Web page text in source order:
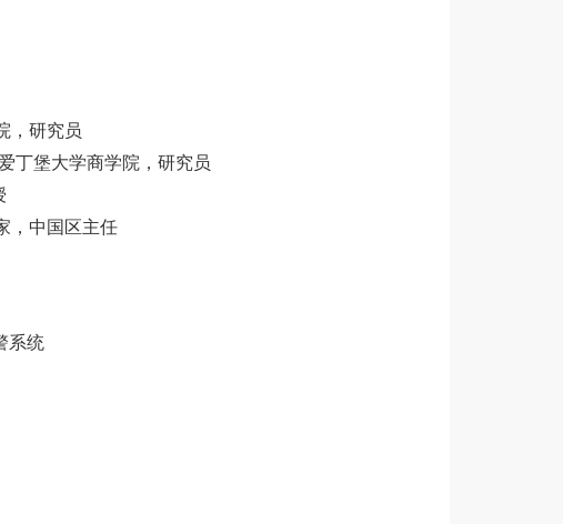
，研究员
丁堡大学商学院，研究员
，中国区主任
系统